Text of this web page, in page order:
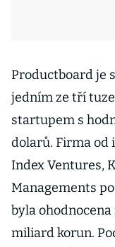
Productboard je
jedním ze tří
startupem s
dolarů. Firma od
Index Ventures,
Managements
byla
miliard korun.